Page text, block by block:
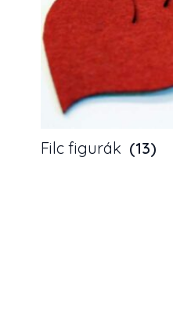
Filc figurák (13)